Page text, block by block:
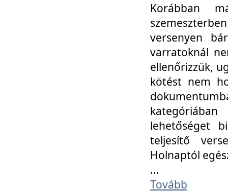
Korábban
versenyen
varratoknál
ellenőrizzük,
kötést nem
lehetőséget
teljesítő
Holnaptól
...
Tovább